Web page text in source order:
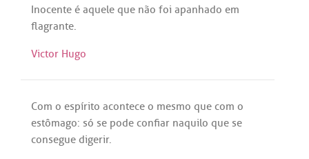
Inocente é aquele que não foi apanhado em
flagrante.
Victor Hugo
Com o espírito acontece o mesmo que com o
estômago: só se pode confiar naquilo que se
consegue digerir.